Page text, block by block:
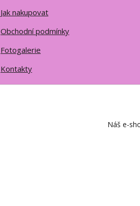
Jak nakupovat
Obchodní podmínky
Fotogalerie
Kontakty
Náš e-